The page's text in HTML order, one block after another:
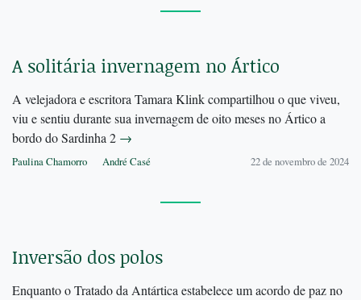
A solitária invernagem no Ártico
A velejadora e escritora Tamara Klink compartilhou o que viveu,
viu e sentiu durante sua invernagem de oito meses no Ártico a
bordo do Sardinha 2 →
Paulina Chamorro André Casé 22 de novembro de 2024
Inversão dos polos
Enquanto o Tratado da Antártica estabelece um acordo de paz no